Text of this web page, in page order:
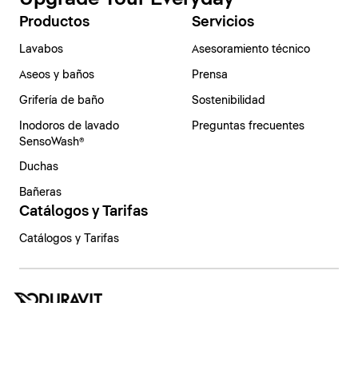
Productos
Lavabos
Aseos y baños
Grifería de baño
Inodoros de lavado
SensoWash®
Duchas
Bañeras
Servicios
Asesoramiento técnico
Prensa
Sostenibilidad
Preguntas frecuentes
Catálogos y Tarifas
Catálogos y Tarifas